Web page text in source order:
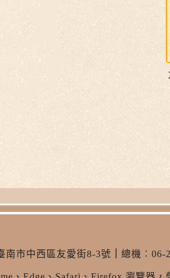
南市中西區友愛街8-3號 總機︰06-